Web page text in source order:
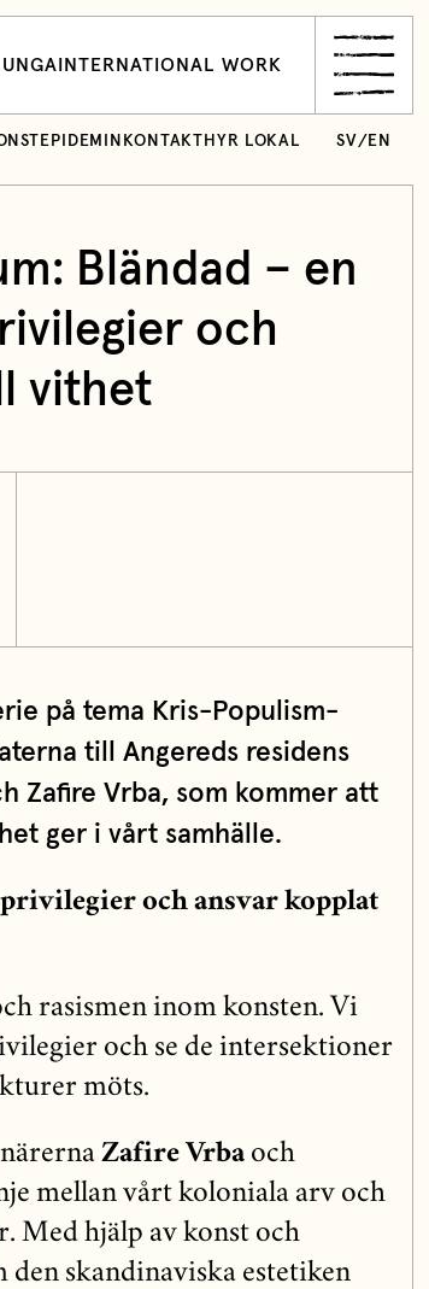
INTERNATIONAL WORK
KONTAKT HYR LOKAL SV/ EN
Bländad – en
och
vithet
på tema Kris-Populism-
till Angereds residens
Zafire Vrba, som kommer att
ger i vårt samhälle.
och ansvar kopplat
rasismen inom konsten. Vi
och se de intersektioner
möts.
Zafire Vrbaoch
mellan vårt koloniala arv och
Med hjälp av konst och
skandinaviska estetiken